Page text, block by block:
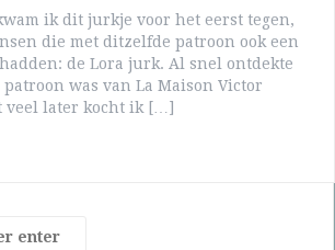
ik dit jurkje voor het eerst tegen,
die met ditzelfde patroon ook een
de Lora jurk. Al snel ontdekte
was van La Maison Victor
veel later kocht ik […]